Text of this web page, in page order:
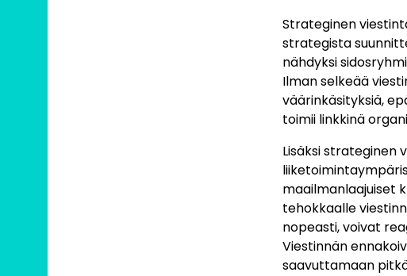
Strateginen
strategista
nähdyksi
Ilman selkeää
väärinkäsityksiä,
toimii linkkinä
Lisäksi strateginen
maailmanlaajuiset
tehokkaalle
nopeasti, voivat
Viestinnän
saavuttamaan